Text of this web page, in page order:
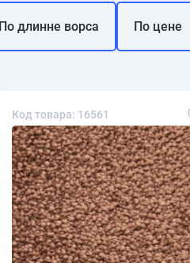
По длинне ворса По цене
Код товара: 16561